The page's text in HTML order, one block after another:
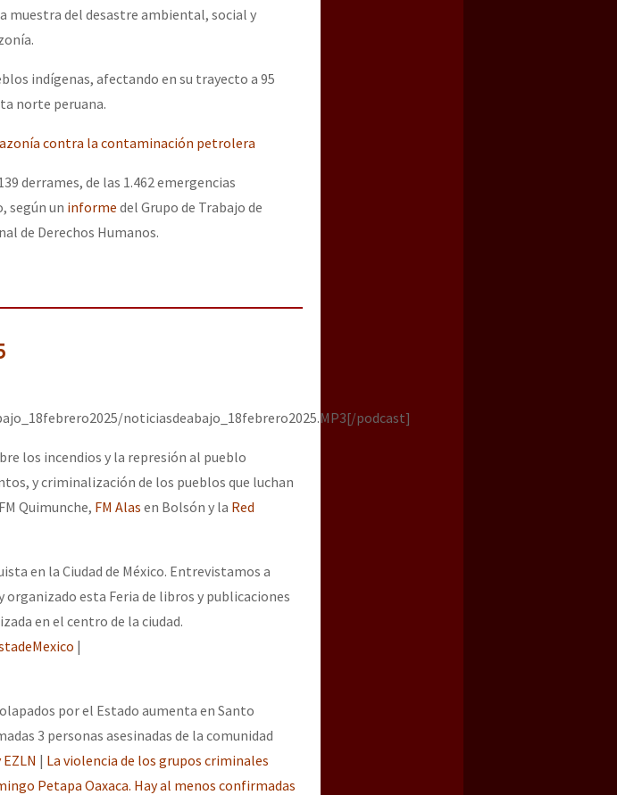
memória, a justiça e a dignidade
y Rebeldía
muestra del desastre ambiental, social y
indígenas, afectando en su trayecto a 95
norte peruana.
contra la contaminación petrolera
derrames, de las 1.462 emergencias
según un informe del Grupo de Trabajo de
de Derechos Humanos.
noticiasdeabajo_18febrero2025.MP3[/podcast]
los incendios y la represión al pueblo
y criminalización de los pueblos que luchan
Quimunche, FM Alas en Bolsón y la Red
en la Ciudad de México. Entrevistamos a
organizado esta Feria de libros y publicaciones
en el centro de la ciudad.
|
por el Estado aumenta en Santo
3 personas asesinadas de la comunidad
| La violencia de los grupos criminales
Petapa Oaxaca. Hay al menos confirmadas